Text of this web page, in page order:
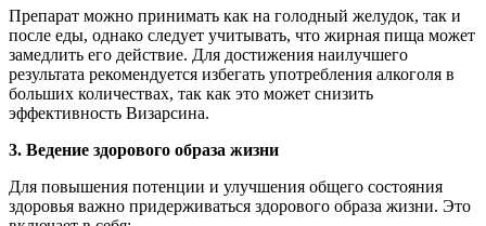
Препарат можно принимать как на голодный желудок, так и
после еды, однако следует учитывать, что жирная пища может
замедлить его действие. Для достижения наилучшего
результата рекомендуется избегать употребления алкоголя в
больших количествах, так как это может снизить
эффективность Визарсина.
3. Ведение здорового образа жизни
Для повышения потенции и улучшения общего состояния
здоровья важно придерживаться здорового образа жизни. Это